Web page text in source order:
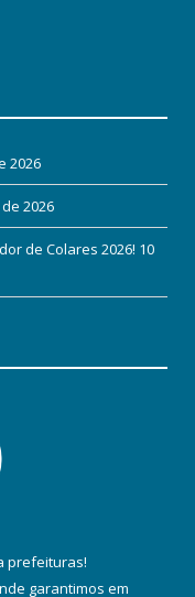
2026
2026
de Colares 2026! 10
prefeituras!
garantimos em